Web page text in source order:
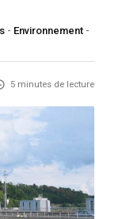
- Environnement-
5 minutes de lecture